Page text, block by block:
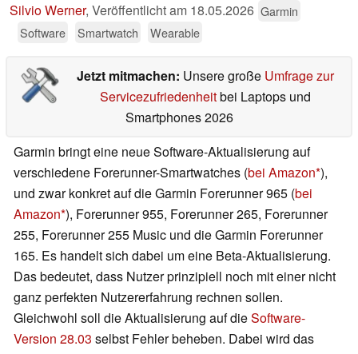
Silvio Werner, Veröffentlicht am 18.05.2026 Garmin
Software
Smartwatch Wearable
Jetzt mitmachen: Unsere große Umfrage zur
Servicezufriedenheitbei Laptops und
Smartphones 2026
Garmin bringt eine neue Software-Aktualisierung auf
verschiedene Forerunner-Smartwatches (bei Amazon ),
und zwar konkret auf die Garmin Forerunner 965 (bei
Amazon ), Forerunner 955, Forerunner 265, Forerunner
255, Forerunner 255 Music und die Garmin Forerunner
165. Es handelt sich dabei um eine Beta-Aktualisierung.
Das bedeutet, dass Nutzer prinzipiell noch mit einer nicht
ganz perfekten Nutzererfahrung rechnen sollen.
Gleichwohl soll die Aktualisierung auf dieSoftware-
Version 28.03 selbst Fehler beheben. Dabei wird das